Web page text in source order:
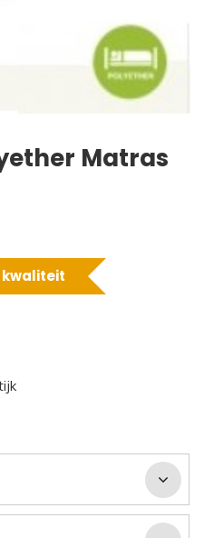
Matras
kwaliteit